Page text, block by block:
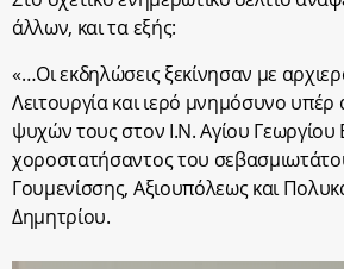
άλλων, και τα εξής:
«…Οι εκδηλώσεις ξεκίνησαν με
Λειτουργία και ιερό μνημόσυνο
ψυχών τους στον Ι.Ν. Αγίου
χοροστατήσαντος του
Γουμενίσσης, Αξιουπόλεως και
Δημητρίου.